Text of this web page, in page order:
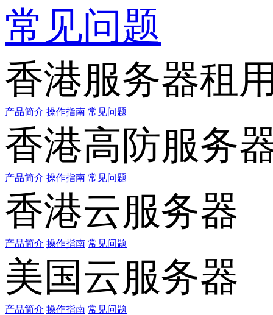
常见问题
香港服务器租
产品简介 操作指南 常见问题
香港高防服务
产品简介 操作指南 常见问题
香港云服务器
产品简介 操作指南 常见问题
美国云服务器
产品简介 操作指南 常见问题